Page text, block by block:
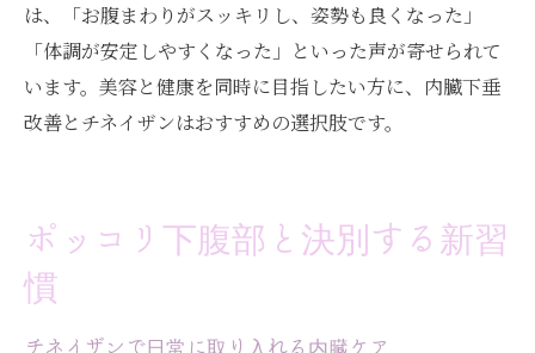
は、「お腹まわりがスッキリし、姿勢も良くなった」
「体調が安定しやすくなった」といった声が寄せられて
います。美容と健康を同時に目指したい方に、内臓下垂
改善とチネイザンはおすすめの選択肢です。
ポッコリ下腹部と決別する新習
慣
チネイザンで日常に取り入れる内臓ケア